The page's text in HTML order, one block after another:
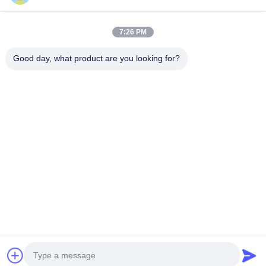
7:26 PM
Good day, what product are you looking for?